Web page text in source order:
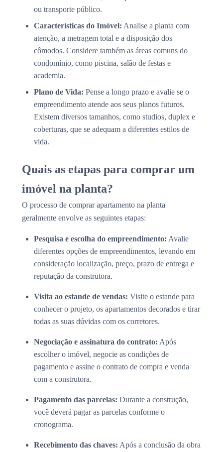
ou transporte público.
Características do Imóvel: Analise a planta com
atenção, a metragem total e a disposição dos
cômodos. Considere também as áreas comuns do
condomínio, como piscina, salão de festas e
academia.
Plano de Vida: Pense a longo prazo e avalie se o
empreendimento atende aos seus planos futuros.
Existem diversos tamanhos, como studios, duplex e
coberturas, que se adequam a diferentes estilos de
vida.
Quais as etapas para comprar um
imóvel na planta?
O processo de comprar apartamento na planta
geralmente envolve as seguintes etapas:
Pesquisa e escolha do empreendimento: Avalie
diferentes opções de empreendimentos, levando em
consideração localização, preço, prazo de entrega e
reputação da construtora.
Visita ao estande de vendas: Visite o estande para
conhecer o projeto, os apartamentos decorados e tirar
todas as suas dúvidas com os corretores.
Negociação e assinatura do contrato: Após
escolher o imóvel, negocie as condições de
pagamento e assine o contrato de compra e venda
com a construtora.
Pagamento das parcelas: Durante a construção,
você deverá pagar as parcelas conforme o
cronograma.
Recebimento das chaves: Após a conclusão da obra